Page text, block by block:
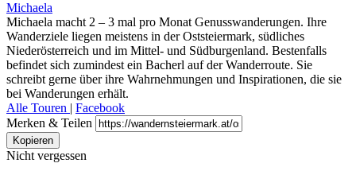
Michaela
Michaela macht 2 – 3 mal pro Monat Genusswanderungen. Ihre
Wanderziele liegen meistens in der Oststeiermark, südliches
Niederösterreich und im Mittel- und Südburgenland. Bestenfalls
befindet sich zumindest ein Bacherl auf der Wanderroute. Sie
schreibt gerne über ihre Wahrnehmungen und Inspirationen, die sie
bei Wanderungen erhält.
Alle Touren | Facebook
Merken & Teilen
Kopieren
Nicht vergessen